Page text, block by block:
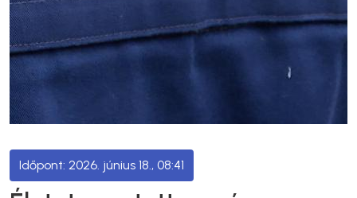
2026. június 18., 08:41